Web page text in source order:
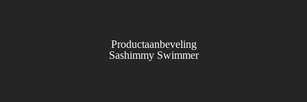
Productaanbeveling
Sashimmy Swimmer